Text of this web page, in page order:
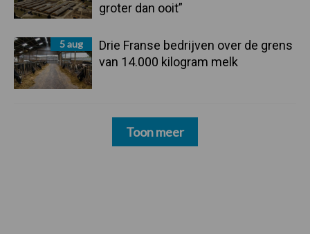
groter dan ooit”
5 aug
Drie Franse bedrijven over de grens
van 14.000 kilogram melk
Toon meer